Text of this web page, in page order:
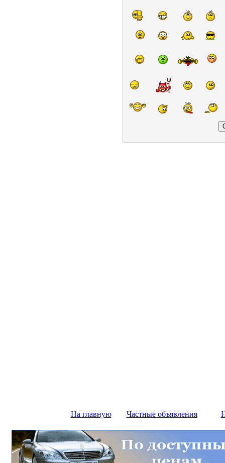
На главную Частные объявления